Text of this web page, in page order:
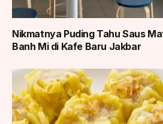
Nikmatnya Puding Tahu Saus
Banh Mi di Kafe Baru Jakbar